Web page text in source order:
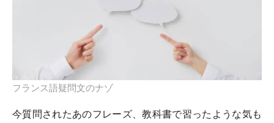
フランス語疑問文のナゾ
今質問されたあのフレーズ、教科書で習ったような気も